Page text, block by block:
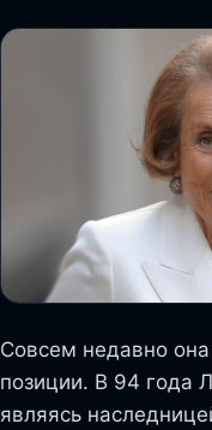
Совсем недавно
позиции. В 94 года
являясь